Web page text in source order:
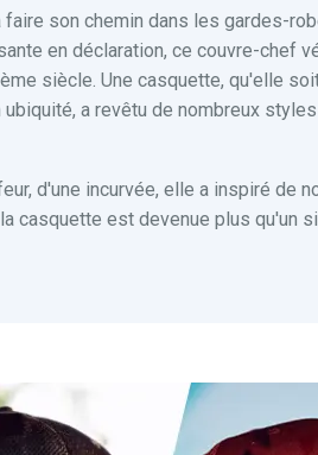
son chemin dans les gardes-
en déclaration, ce couvre-chef
siècle. Une casquette, qu'elle
ubiquité, a revêtu de nombreux
d'une incurvée, elle a inspiré de
casquette est devenue plus qu'un